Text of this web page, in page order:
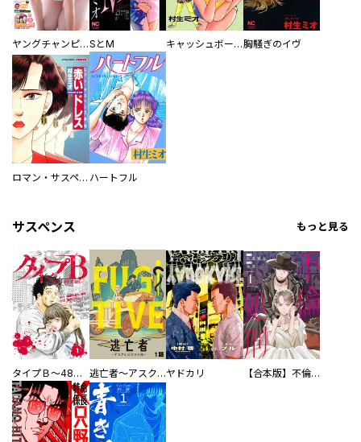
ヤングチャンピオンSとM キャッシュボーイ胸騒ぎのイヴ
ロマン・サスペンス劇場 赤いドレス ハートフル
サスペンス もっと見る
タイプＢ～48時間後、致死率100％～【単話】 逃亡者～アスクレピオスの杖～ヤドカリ 【合本版】不倫処刑